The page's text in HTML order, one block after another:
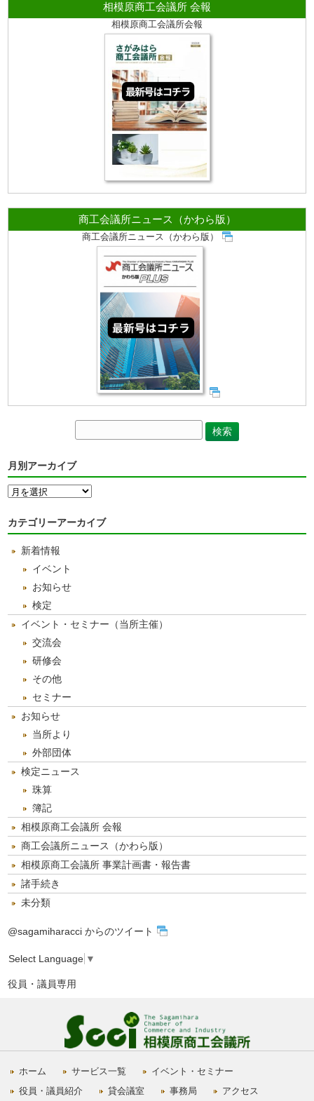
相模原商工会議所 会報
相模原商工会議所会報
商工会議所ニュース（かわら版）
商工会議所ニュース（かわら版）
月別アーカイブ
月
ー
イ
カテゴリーアーカイブ
新着情報
イベント
お知らせ
検定
イベント・セミナー（当所主催）
交流会
研修会
その他
セミナー
お知らせ
当所より
外部団体
検定ニュース
珠算
簿記
相模原商工会議所 会報
商工会議所ニュース（かわら版）
相模原商工会議所 事業計画書・報告書
諸手続き
未分類
@sagamiharacci からのツイート
Select Language ▼
役員・議員専用
ホーム サービス一覧
イベント・セミナー
役員・議員紹介
貸会議室 事務局 アクセス